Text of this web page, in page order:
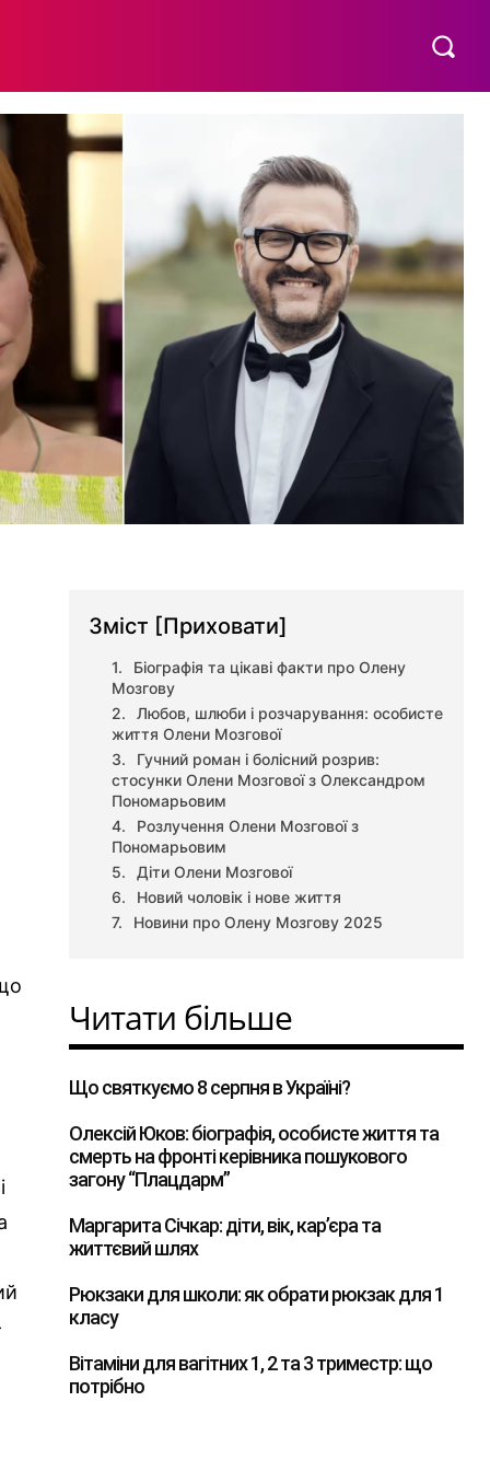
Зміст [Приховати]
Біографія та цікаві факти про Олену
Мозгову
Любов, шлюби і розчарування: особисте
життя Олени Мозгової
Гучний роман і болісний розрив:
стосунки Олени Мозгової з Олександром
Пономарьовим
Розлучення Олени Мозгової з
Пономарьовим
Діти Олени Мозгової
Новий чоловік і нове життя
Новини про Олену Мозгову 2025
Читати більше
Що святкуємо 8 серпня в Україні?
Олексій Юков: біографія, особисте життя та
смерть на фронті керівника пошукового
загону “Плацдарм”
Маргарита Січкар: діти, вік, кар’єра та
життєвий шлях
Рюкзаки для школи: як обрати рюкзак для 1
класу
Вітаміни для вагітних 1, 2 та 3 триместр: що
потрібно